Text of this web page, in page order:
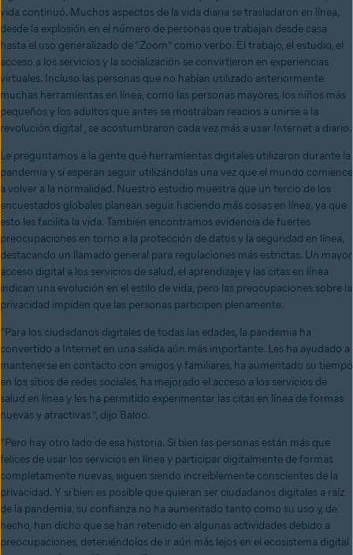
vida continuó. Muchos aspectos de la vida diaria se trasladaron en línea,
desde la explosión en el número de personas que trabajan desde casa
hasta el uso generalizado de “Zoom” como verbo. El trabajo, el estudio, el
acceso a los servicios y la socialización se convirtieron en experiencias
virtuales. Incluso las personas que no habían utilizado anteriormente
muchas herramientas en línea, como las personas mayores, los niños más
pequeños y los adultos que antes se mostraban reacios a unirse a la
revolución digital ⁠, se acostumbraron cada vez más a usar Internet a diario.
Le preguntamos a la gente qué herramientas digitales utilizaron durante la
pandemia y si esperan seguir utilizándolas una vez que el mundo comience
a volver a la normalidad. Nuestro estudio muestra que un tercio de los
encuestados globales planean seguir haciendo más cosas en línea, ya que
esto les facilita la vida. También encontramos evidencia de fuertes
preocupaciones en torno a la protección de datos y la seguridad en línea,
destacando un llamado general para regulaciones más estrictas. Un mayor
acceso digital a los servicios de salud, el aprendizaje y las citas en línea
indican una evolución en el estilo de vida, pero las preocupaciones sobre la
privacidad impiden que las personas participen plenamente.
“Para los ciudadanos digitales de todas las edades, la pandemia ha
convertido a Internet en una salida aún más importante. Les ha ayudado a
mantenerse en contacto con amigos y familiares, ha aumentado su tiempo
en los sitios de redes sociales, ha mejorado el acceso a los servicios de
salud en línea y les ha permitido experimentar las citas en línea de formas
nuevas y atractivas ”, dijo Baloo.
“Pero hay otro lado de esa historia. Si bien las personas están más que
felices de usar los servicios en línea y participar digitalmente de formas
completamente nuevas, siguen siendo increíblemente conscientes de la
privacidad. Y si bien es posible que quieran ser ciudadanos digitales a raíz
de la pandemia, su confianza no ha aumentado tanto como su uso y, de
hecho, han dicho que se han retenido en algunas actividades debido a
preocupaciones, deteniéndolos de ir aún más lejos en el ecosistema digital